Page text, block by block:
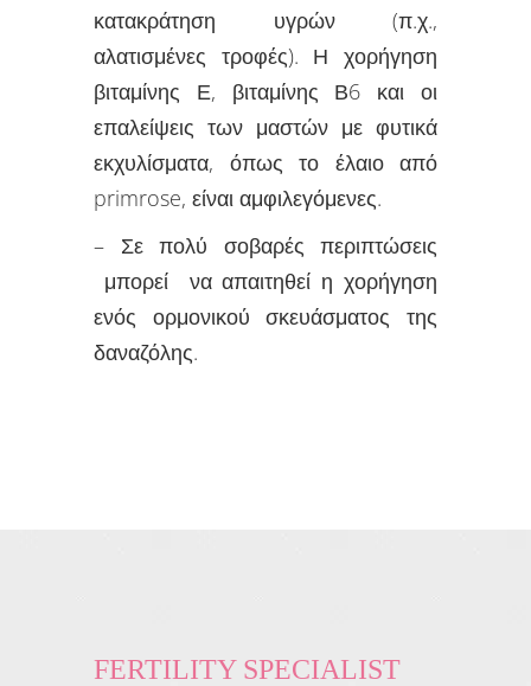
κατακράτηση υγρών (π.χ.,
αλατισμένες τροφές). Η χορήγηση
βιταμίνης Ε, βιταμίνης Β6 και οι
επαλείψεις των μαστών με φυτικά
εκχυλίσματα, όπως το έλαιο από
primrose, είναι αμφιλεγόμενες.
– Σε πολύ σοβαρές περιπτώσεις
μπορεί να απαιτηθεί η χορήγηση
ενός ορμονικού σκευάσματος της
δαναζόλης.
FERTILITY SPECIALIST